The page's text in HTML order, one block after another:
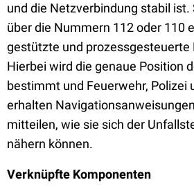
und die Netzverbindung stabil ist.
über die Nummern 112 oder 110
gestützte und prozessgesteuerte
Hierbei wird die genaue Position
bestimmt und Feuerwehr, Polizei
erhalten
mitteilen, wie sie sich der
nähern können.
Verknüpfte Komponenten